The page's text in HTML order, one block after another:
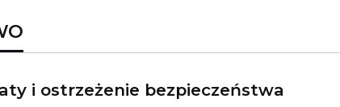
i ostrzeżenie bezpieczeństwa